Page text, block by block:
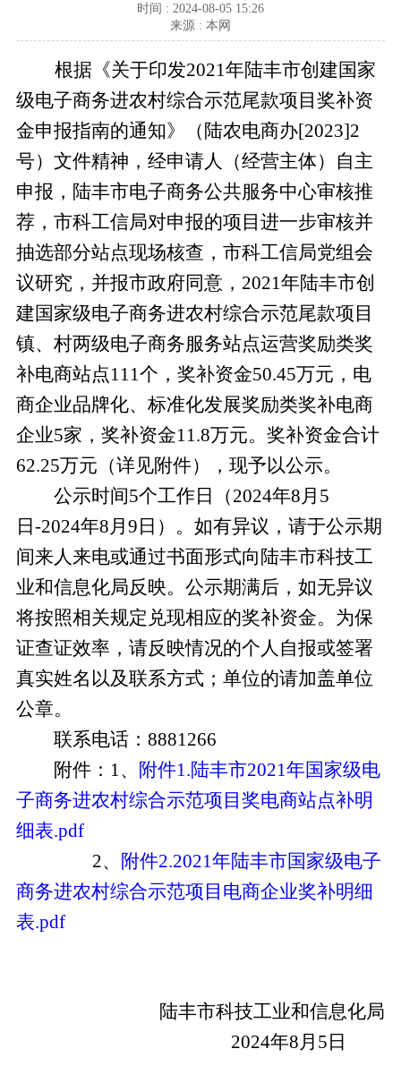
时间 : 2024-08-05 15:26
来源 : 本网
根据《关于印发2021年陆丰市创建国家
级电子商务进农村综合示范尾款项目奖补资
金申报指南的通知》（陆农电商办[2023]2
号）文件精神，经申请人（经营主体）自主
申报，陆丰市电子商务公共服务中心审核推
荐，市科工信局对申报的项目进一步审核并
抽选部分站点现场核查，市科工信局党组会
议研究，并报市政府同意，2021年陆丰市创
建国家级电子商务进农村综合示范尾款项目
镇、村两级电子商务服务站点运营奖励类奖
补电商站点111个，奖补资金50.45万元，电
商企业品牌化、标准化发展奖励类奖补电商
企业5家，奖补资金11.8万元。奖补资金合计
62.25万元（详见附件），现予以公示。
公示时间5个工作日（2024年8月5
日-2024年8月9日）。如有异议，请于公示期
间来人来电或通过书面形式向陆丰市科技工
业和信息化局反映。公示期满后，如无异议
将按照相关规定兑现相应的奖补资金。为保
证查证效率，请反映情况的个人自报或签署
真实姓名以及联系方式；单位的请加盖单位
公章。
联系电话： 8881266
附件：1、
附件1.陆丰市2021年国家级电
子商务进农村综合示范项目奖电商站点补明
细表.pdf
2、
附件2.2021年陆丰市国家级电子
商务进农村综合示范项目电商企业奖补明细
表.pdf
陆丰市科技工业和信息化局
2024年8月5日